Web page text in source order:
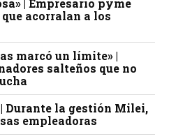
| Empresario pyme
acorralan a los
marcó un límite» |
salteños que no
Durante la gestión Milei,
empleadoras